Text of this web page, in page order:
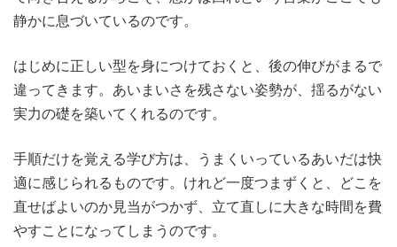
静かに息づいているのです。
はじめに正しい型を身につけておくと、後の伸びがまるで
違ってきます。あいまいさを残さない姿勢が、揺るがない
実力の礎を築いてくれるのです。
手順だけを覚える学び方は、うまくいっているあいだは快
適に感じられるものです。けれど一度つまずくと、どこを
直せばよいのか見当がつかず、立て直しに大きな時間を費
やすことになってしまうのです。